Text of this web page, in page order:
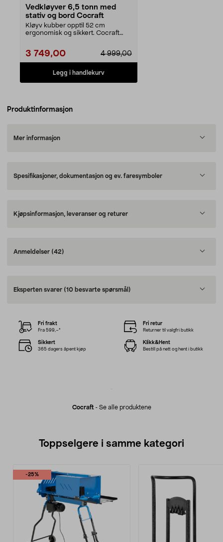
Vedkløyver 6,5 tonn med
stativ og bord Cocraft
Kløyv kubber opptil 52 cm
ergonomisk og sikkert. Cocraft
4 999,00
3 749,00
Legg i handlekurv
Produktinformasjon
Mer informasjon
Spesifikasjoner, dokumentasjon og ev. faresymboler
Kjøpsinformasjon, leveranser og returer
Anmeldelser (42)
Eksperten svarer (10 besvarte spørsmål)
Cocraft- Se alle produktene
Fri frakt
Fra 599,–*
Fri retur
Returner til valgfri butikk
Sikkert
365 dagers åpent kjøp
Klikk&Hent
Bestill på nett og hent i butikk
Toppselgere i samme kategori
-25%